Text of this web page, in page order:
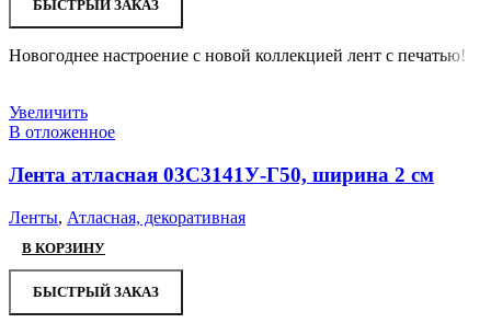
БЫСТРЫЙ ЗАКАЗ
Новогоднее настроение с новой коллекцией лент с печатью!
Увеличить
В отложенное
Лента атласная 03С3141У-Г50, ширина 2 см
Ленты, Атласная, декоративная
В КОРЗИНУ
БЫСТРЫЙ ЗАКАЗ